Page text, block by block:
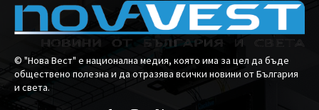
© "Нова Вест" е национална медия, която има за цел да бъде
обществено полезна и да отразява всички новини от България
и света.